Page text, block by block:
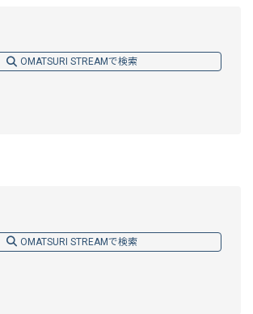
OMATSURI STREAMで検索
OMATSURI STREAMで検索